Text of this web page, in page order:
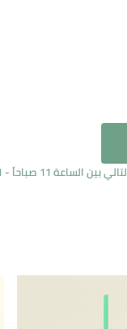
11 صباحاً - 11 مساءاً